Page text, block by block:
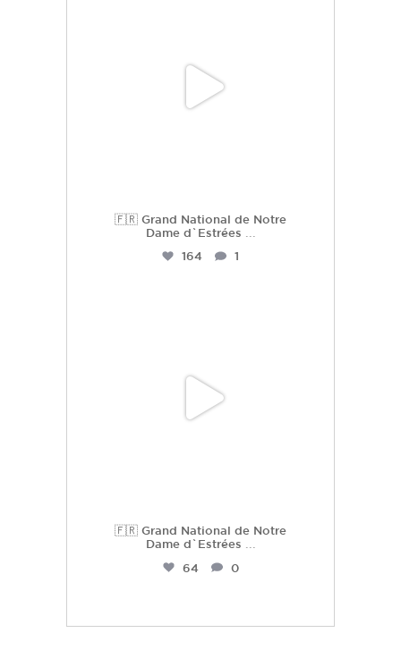
🇫🇷 Grand National de Notre
Dame d`Estrées ...
164
1
🇫🇷 Grand National de Notre
Dame d`Estrées ...
64
0